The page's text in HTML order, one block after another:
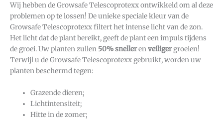
Wij hebben de Growsafe Telescoprotexx ontwikkeld om al deze
problemen op te lossen! De unieke speciale kleur van de
Growsafe Telescoprotexx filtert het intense licht van de zon.
Het licht dat de plant bereikt, geeft de plant een impuls tijdens
de groei. Uw planten zullen 50% snellerenveiligergroeien!
Terwijl u de Growsafe Telescoprotexx gebruikt, worden uw
planten beschermd tegen:
Grazende dieren;
Lichtintensiteit;
Hitte in de zomer;